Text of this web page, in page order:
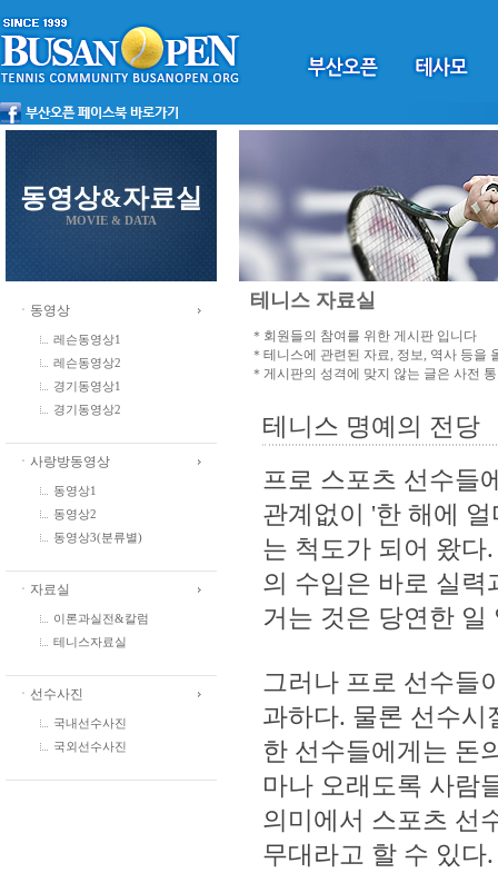
동영상&자료실
MOVIE & DATA
ㆍ동영상
레슨동영상1
레슨동영상2
경기동영상1
경기동영상2
ㆍ사랑방동영상
동영상1
동영상2
동영상3(분류별)
ㆍ자료실
이론과실전&칼럼
테니스자료실
ㆍ선수사진
국내선수사진
국외선수사진
테니스 자료실
＊회원들의 참여를 위한 게시판 입니다
＊테니스에 관련된 자료, 정보, 역사 등을
＊게시판의 성격에 맞지 않는 글은 사전
테니스 명예의 전당
프로 스포츠 선수들
관계없이 '한 해에
는 척도가 되어 왔다
의 수입은 바로 실
거는 것은 당연한 일
그러나 프로 선수들
과하다. 물론 선수시
한 선수들에게는 돈
마나 오래도록 사람
의미에서 스포츠 선
무대라고 할 수 있다.